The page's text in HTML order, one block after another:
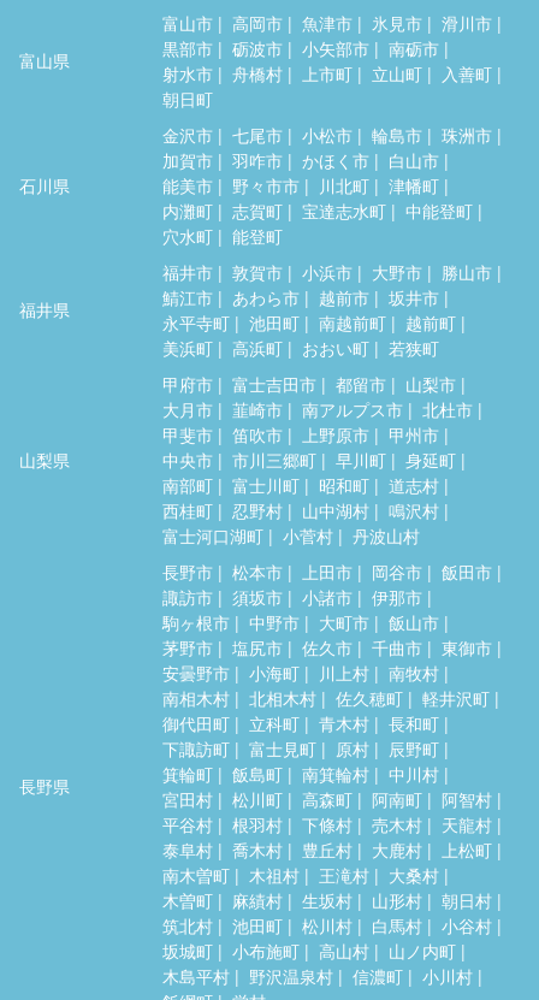
富山県
富山市 高岡市 魚津市 氷見市
滑川市
黒部市
砺波市 小矢部市
南砺市
射水市
舟橋村 上市町 立山町
入善町
朝日町
石川県
金沢市 七尾市 小松市 輪島市
珠洲市
加賀市
羽咋市 かほく市
白山市
能美市
野々市市 川北町
津幡町
内灘町
志賀町 宝達志水町
中能登町
穴水町
能登町
福井県
福井市 敦賀市 小浜市 大野市
勝山市
鯖江市
あわら市 越前市
坂井市
永平寺町
池田町 南越前町
越前町
美浜町
高浜町 おおい町 若狭町
山梨県
甲府市 富士吉田市 都留市
山梨市
大月市
韮崎市 南アルプス市
北杜市
甲斐市
笛吹市 上野原市
甲州市
中央市
市川三郷町 早川町
身延町
南部町
富士川町 昭和町
道志村
西桂町
忍野村 山中湖村
鳴沢村
富士河口湖町
小菅村 丹波山村
長野県
長野市 松本市 上田市 岡谷市
飯田市
諏訪市
須坂市 小諸市
伊那市
駒ヶ根市
中野市 大町市
飯山市
茅野市
塩尻市 佐久市 千曲市
東御市
安曇野市
小海町 川上村
南牧村
南相木村
北相木村 佐久穂町
軽井沢町
御代田町
立科町 青木村
長和町
下諏訪町
富士見町 原村
辰野町
箕輪町
飯島町 南箕輪村
中川村
宮田村
松川町 高森町 阿南町
阿智村
平谷村
根羽村 下條村 売木村
天龍村
泰阜村
喬木村 豊丘村 大鹿村
上松町
南木曽町
木祖村 王滝村
大桑村
木曽町
麻績村 生坂村 山形村
朝日村
筑北村
池田町 松川村 白馬村
小谷村
坂城町
小布施町 高山村
山ノ内町
木島平村
野沢温泉村 信濃町
小川村